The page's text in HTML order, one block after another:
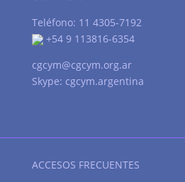
Teléfono: 11 4305-7192
+54 9 113816-6354
cgcym@cgcym.org.ar
Skype: cgcym.argentina
ACCESOS FRECUENTES